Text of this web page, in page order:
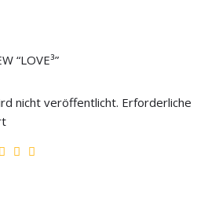
“LOVE³”
nicht veröffentlicht. Erforderliche